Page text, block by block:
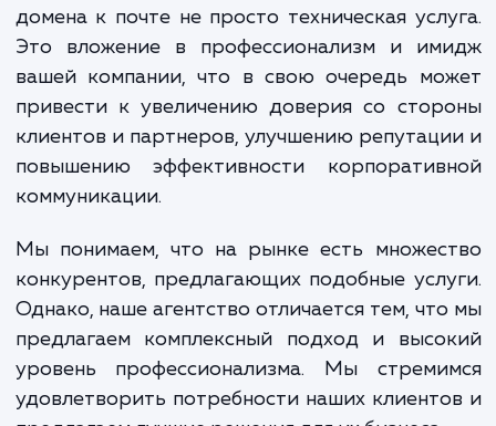
выбор подходящего почтового
регистрацию домена, настройку DNS
настройку серверов входящей и
почты, тестирование и запуск
почтового ящика. Это требует глубоких
в области администрирования
работы с доменами и почтовыми сервисами.
Однако важно понимать, что
домена к почте не просто техническая
Это вложение в профессионализм и
вашей компании, что в свою очередь
привести к увеличению доверия со